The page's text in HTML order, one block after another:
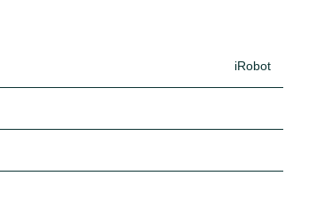
iRobot